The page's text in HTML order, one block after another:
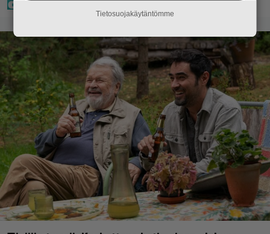
Tietosuojakäytäntömme